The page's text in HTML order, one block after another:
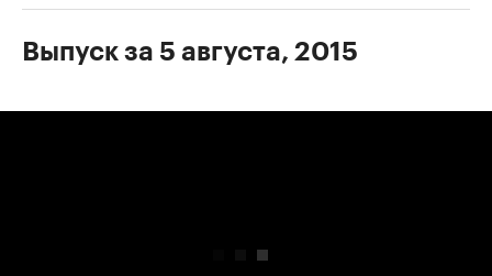
Выпуск за 5 августа, 2015